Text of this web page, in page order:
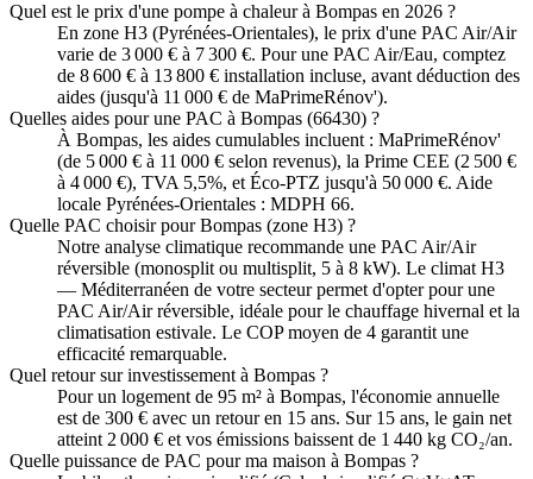
Quel est le prix d'une pompe à chaleur à Bompas en 2026 ?
En zone H3 (Pyrénées-Orientales), le prix d'une PAC Air/Air
varie de 3 000 € à 7 300 €. Pour une PAC Air/Eau, comptez
de 8 600 € à 13 800 € installation incluse, avant déduction des
aides (jusqu'à 11 000 € de MaPrimeRénov').
Quelles aides pour une PAC à Bompas (66430) ?
À Bompas, les aides cumulables incluent : MaPrimeRénov'
(de 5 000 € à 11 000 € selon revenus), la Prime CEE (2 500 €
à 4 000 €), TVA 5,5%, et Éco-PTZ jusqu'à 50 000 €. Aide
locale Pyrénées-Orientales : MDPH 66.
Quelle PAC choisir pour Bompas (zone H3) ?
Notre analyse climatique recommande une PAC Air/Air
réversible (monosplit ou multisplit, 5 à 8 kW). Le climat H3
— Méditerranéen de votre secteur permet d'opter pour une
PAC Air/Air réversible, idéale pour le chauffage hivernal et la
climatisation estivale. Le COP moyen de 4 garantit une
efficacité remarquable.
Quel retour sur investissement à Bompas ?
Pour un logement de 95 m² à Bompas, l'économie annuelle
est de 300 € avec un retour en 15 ans. Sur 15 ans, le gain net
atteint 2 000 € et vos émissions baissent de 1 440 kg CO₂/an.
Quelle puissance de PAC pour ma maison à Bompas ?